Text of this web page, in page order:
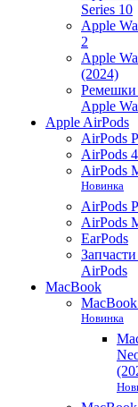
Series 10
Apple
2
Apple
(2024)
Ремешки
Apple
Apple AirPods
AirPods
AirPods 4
AirPods
Новинка
AirPods
AirPods
EarPods
AirPods
MacBook
Новинка